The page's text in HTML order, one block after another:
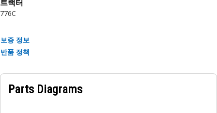
트랙터
776C
보증 정보
반품 정책
Parts Diagrams